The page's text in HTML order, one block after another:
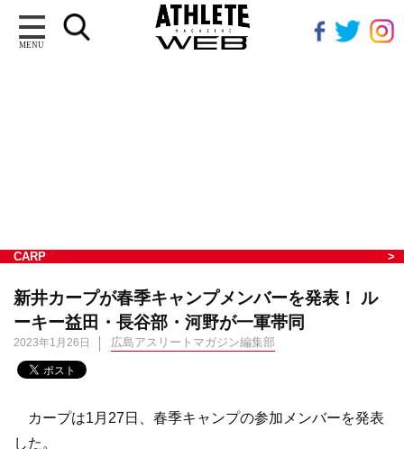
MENU
CARP
新井カープが春季キャンプメンバーを発表！ ル
ーキー益田・長谷部・河野が一軍帯同
2023年1月26日 広島アスリートマガジン編集部
カープは1月27日、春季キャンプの参加メンバーを発表
した。